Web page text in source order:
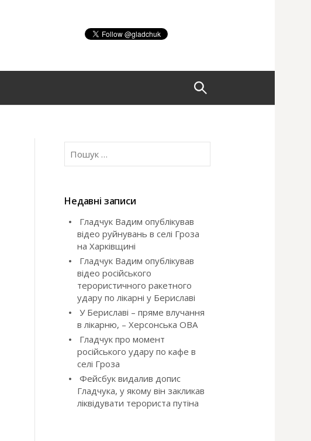
П
к
:
П
кНедавні записи
Гладчук Вадим опублікував
відео руйнувань в селі Гроза
на Харківщині
Гладчук Вадим опублікував
відео російського
терористичного ракетного
удару по лікарні у Бериславі
У Бериславі – пряме влучання
в лікарню, – Херсонська ОВА
Гладчук про момент
російського удару по кафе в
селі Гроза
Фейсбук видалив допис
Гладчука, у якому він закликав
ліквідувати терориста путіна